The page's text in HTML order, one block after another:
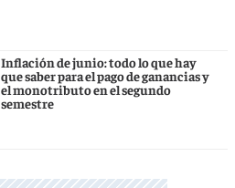
Inflación de junio: todo lo que hay
que saber para el pago de ganancias y
el monotributo en el segundo
semestre